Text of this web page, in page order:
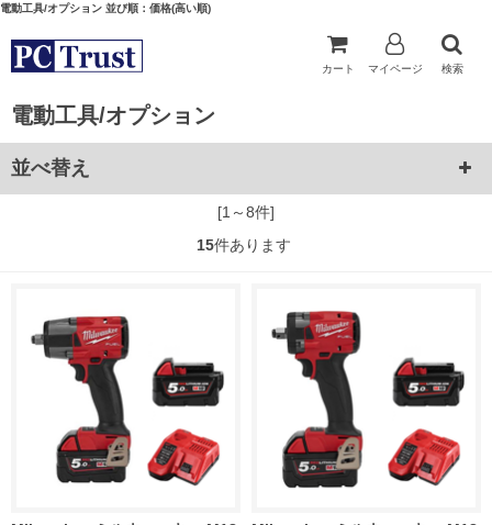
電動工具/オプション 並び順：価格(高い順)
カート マイページ 検索
電動工具/オプション
並べ替え
[1～8件]
15件あります